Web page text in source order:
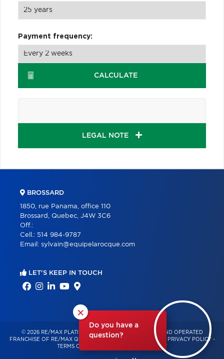
Payment frequency:
CALCULATE
LEGAL NOTE
×
Do you have a
question?
BROSSARD
1850, rue Panama, office 110
Brossard, Quebec, J4W 3C6
Off.:
Cell.: 514 984-9787
Email: sylvain@equipelarocque.com
LET'S KEEP IN TOUCH
© 2026 RE/MAX PLATINE – INDEPENDENTLY OWNED AND OPERATED
FRANCHISE OF RE/MAX QUÉBEC – ALL RIGHTS RESERVED -
PRIVACY POLICY -
TERMS OF USE
CONSENT MANAGEMENT